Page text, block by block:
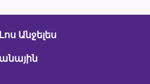
Անջելես